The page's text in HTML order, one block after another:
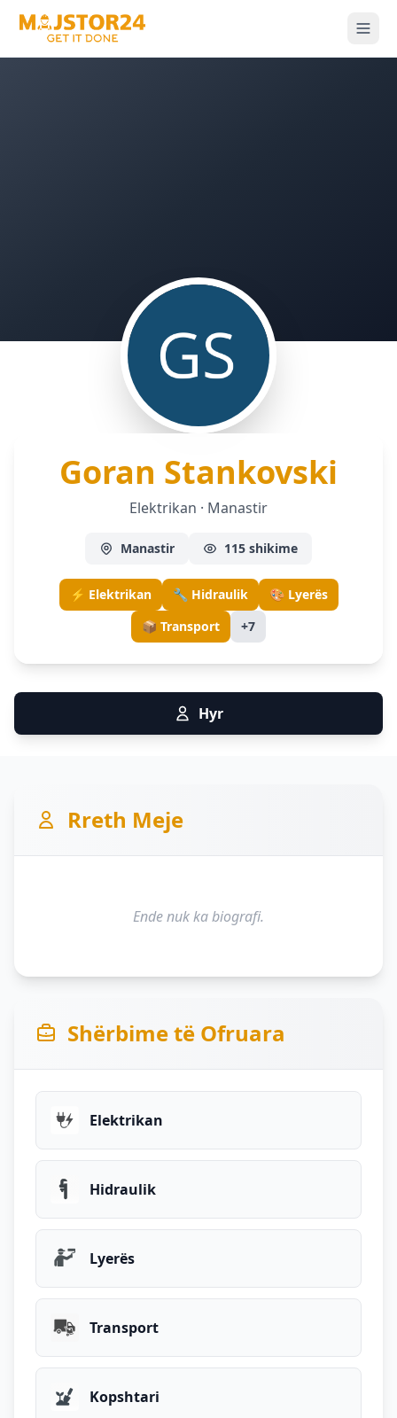
Goran Stankovski
Elektrikan · Manastir
Manastir 115 shikime
⚡ Elektrikan 🔧 Hidraulik
🎨 Lyerës
📦 Transport
+7
Hyr
Rreth Meje
Ende nuk ka biografi.
Shërbime të Ofruara
Elektrikan
Hidraulik
Lyerës
Transport
Kopshtari